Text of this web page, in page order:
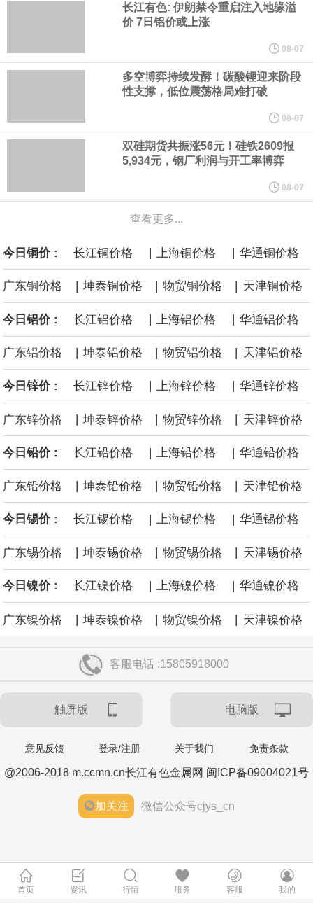
言”，他对赫格塞思所做的工作“非常满意”。
据报道，威刚近日在法说会上表示，在需求增加、价格走高及货源
进一步扩大全年营运成果。
计划建造的15艘核动力“特朗普级”（Trump-class）战列舰，从研发
到采购的总费用可能高达2750亿美元，为美国有史以来最昂贵的水
面战舰项目之一。 根据CBO的初步估算，首舰造价约234亿美元，
后续14艘平均每艘约180亿美元。
黄金价格有望录得自今年1月以来最大单周涨幅。油价走弱为金价提
供支撑，同时投资者正等待美国非农就业数据，以寻找美国利率前
景的线索。StoneX高级分析师马特·辛普森表示，中东和平前景改善
令市场通胀预期下降，推动黄金价格从此前持续数周、位于4000美
元上方的盘整区间中进一步上涨。
海力士：龙仁工厂将生产高带宽内存（HBM）及其他下一代动态随
机存取存储器（DRAM）。
长江有色: 伊朗禁令重启注入地缘溢
价 7日铝价或上涨
08-07
多空博弈持续发酵！碳酸锂迎来阶段
性支撑，低位震荡格局难打破
08-07
双硅期货共振涨56元！硅铁2609报
5,934元，钢厂利润与开工率博弈
08-07
查看更多...
今日铜价 : 长江铜价格 | 上海铜价格 | 华通铜价格
广东铜价格 | 坤泰铜价格 | 物贸铜价格 | 天津铜价格
今日铝价 : 长江铝价格 上海铝价格 华通铝价格
广东铝价格 | 坤泰铝价格 | 物贸铝价格 | 天津铝价格
今日锌价 : 长江锌价格 上海锌价格 华通锌价格
广东锌价格 | 坤泰锌价格 | 物贸锌价格 | 天津锌价格
今日铅价 : 长江铅价格 | 上海铅价格 | 华通铅价格
广东铅价格 坤泰铅价格 物贸铅价格 天津铅价格
今日锡价 : 长江锡价格 | 上海锡价格 | 华通锡价格
广东锡价格 坤泰锡价格 物贸锡价格 天津锡价格
今日镍价 : 长江镍价格 | 上海镍价格 | 华通镍价格
广东镍价格 | 坤泰镍价格 | 物贸镍价格 | 天津镍价格
客服电话 :15805918000
触屏版 电脑版
意见反馈 登录/注册 关于我们 免责条款
@2006-2018 m.ccmn.cn长江有色金属网 闽ICP备09004021号
加关注 微信公众号cjys_cn
首页 资讯 行情 服务 客服 我的